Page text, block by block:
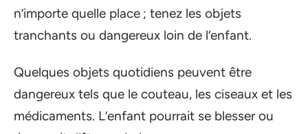
n’importe quelle place ; tenez les objets
tranchants ou dangereux loin de l’enfant.
Quelques objets quotidiens peuvent être
dangereux tels que le couteau, les ciseaux et les
médicaments. L’enfant pourrait se blesser ou